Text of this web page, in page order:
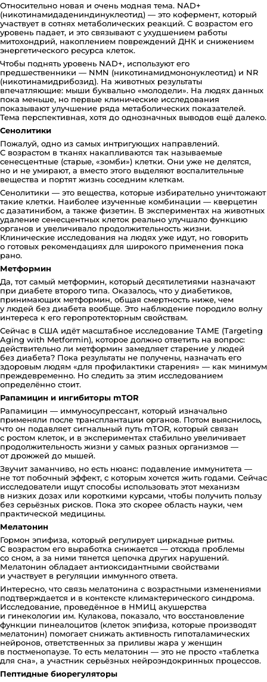
Относительно новая и очень модная тема. NAD+
(никотинамидадениндинуклеотид) — это кофермент, который
участвует в сотнях метаболических реакций. С возрастом его
уровень падает, и это связывают с ухудшением работы
митохондрий, накоплением повреждений ДНК и снижением
энергетического ресурса клеток.
Чтобы поднять уровень NAD+, используют его
предшественники — NMN (никотинамидмононуклеотид) и NR
(никотинамидрибозид). На животных результаты
впечатляющие: мыши буквально «молодели». На людях данных
пока меньше, но первые клинические исследования
показывают улучшение ряда метаболических показателей.
Тема перспективная, хотя до однозначных выводов ещё далеко.
Сенолитики
Пожалуй, одно из самых интригующих направлений.
С возрастом в тканях накапливаются так называемые
сенесцентные (старые, «зомби») клетки. Они уже не делятся,
но и не умирают, а вместо этого выделяют воспалительные
вещества и портят жизнь соседним клеткам.
Сенолитики — это вещества, которые избирательно уничтожают
такие клетки. Наиболее изученные комбинации — кверцетин
с дазатинибом, а также физетин. В экспериментах на животных
удаление сенесцентных клеток реально улучшало функцию
органов и увеличивало продолжительность жизни.
Клинические исследования на людях уже идут, но говорить
о готовых рекомендациях для широкого применения пока
рано.
Метформин
Да, тот самый метформин, который десятилетиями назначают
при диабете второго типа. Оказалось, что у диабетиков,
принимающих метформин, общая смертность ниже, чем
у людей без диабета вообще. Это наблюдение породило волну
интереса к его геропротекторным свойствам.
Сейчас в США идёт масштабное исследование TAME (Targeting
Aging with Metformin), которое должно ответить на вопрос:
действительно ли метформин замедляет старение у людей
без диабета? Пока результаты не получены, назначать его
здоровым людям «для профилактики старения» — как минимум
преждевременно. Но следить за этим исследованием
определённо стоит.
Рапамицин и ингибиторы mTOR
Рапамицин — иммуносупрессант, который изначально
применяли после трансплантации органов. Потом выяснилось,
что он подавляет сигнальный путь mTOR, который связан
с ростом клеток, и в экспериментах стабильно увеличивает
продолжительность жизни у самых разных организмов —
от дрожжей до мышей.
Звучит заманчиво, но есть нюанс: подавление иммунитета —
не тот побочный эффект, с которым хочется жить годами. Сейчас
исследователи ищут способы использовать этот механизм
в низких дозах или короткими курсами, чтобы получить пользу
без серьёзных рисков. Пока это скорее область науки, чем
практической медицины.
Мелатонин
Гормон эпифиза, который регулирует циркадные ритмы.
С возрастом его выработка снижается — отсюда проблемы
со сном, а за ними тянется цепочка других нарушений.
Мелатонин обладает антиоксидантными свойствами
и участвует в регуляции иммунного ответа.
Интересно, что связь мелатонина с возрастными изменениями
подтверждается и в контексте климактерического синдрома.
Исследование, проведённое в НМИЦ акушерства
и гинекологии им. Кулакова, показало, что восстановление
функции пинеалоцитов (клеток эпифиза, которые производят
мелатонин) помогает снижать активность гипоталамических
нейронов, ответственных за приливы жара у женщин
в постменопаузе. То есть мелатонин — это не просто «таблетка
для сна», а участник серьёзных нейроэндокринных процессов.
Пептидные биорегуляторы